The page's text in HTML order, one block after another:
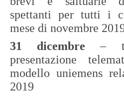
spettanti per tutti i
mese di novembre
31 dicembre –
presentazione
modello uniemens
2019